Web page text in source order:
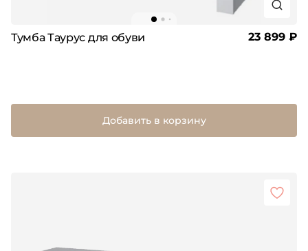
Тумба Таурус для обуви 23 899 ₽
Добавить в корзину